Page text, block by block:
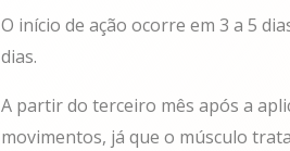
O início de ação ocorre em 3 a 5
dias.
A partir do terceiro mês após a
movimentos, já que o músculo